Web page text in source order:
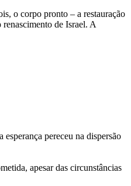
o corpo pronto – a restauração
de Israel. A
pereceu na dispersão
apesar das circunstâncias